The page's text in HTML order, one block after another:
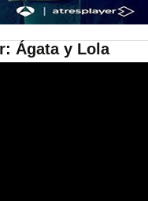
Ágata y Lola